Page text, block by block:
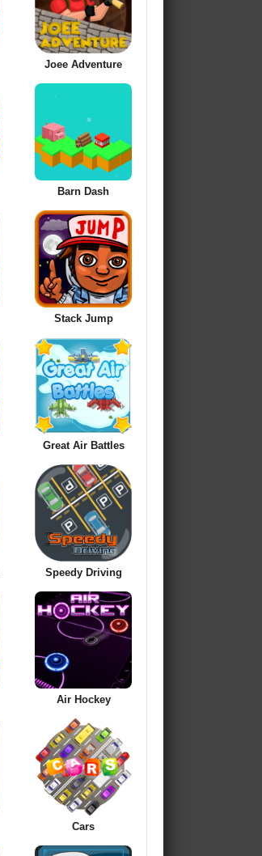
Joee Adventure
Barn Dash
Stack Jump
Great Air Battles
Speedy Driving
Air Hockey
Cars